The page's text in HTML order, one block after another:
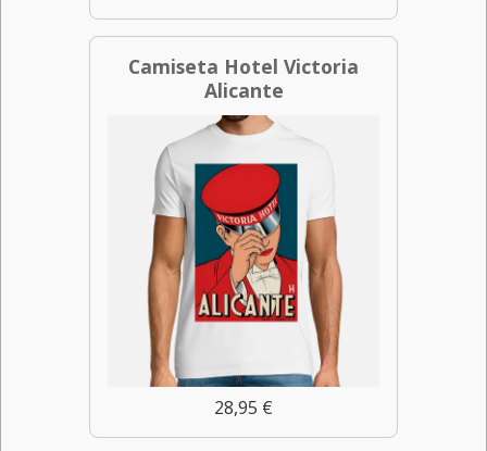
Camiseta Hotel Victoria
Alicante
28,95 €